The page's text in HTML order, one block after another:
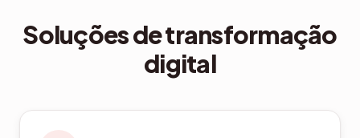
Soluções de transformação
digital